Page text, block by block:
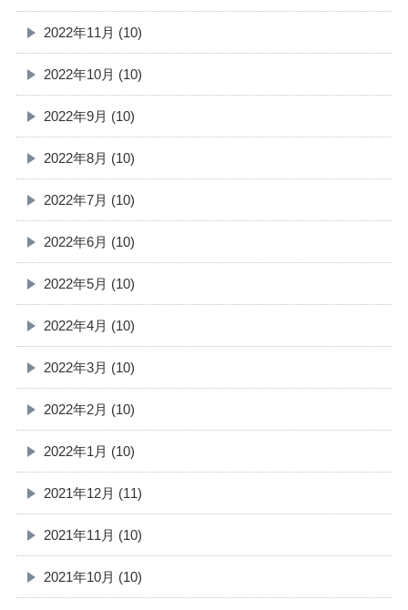
2022年11月 (10)
2022年10月 (10)
2022年9月 (10)
2022年8月 (10)
2022年7月 (10)
2022年6月 (10)
2022年5月 (10)
2022年4月 (10)
2022年3月 (10)
2022年2月 (10)
2022年1月 (10)
2021年12月 (11)
2021年11月 (10)
2021年10月 (10)